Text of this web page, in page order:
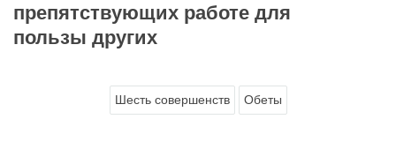
препятствующих работе для
пользы других
Шесть совершенств Обеты